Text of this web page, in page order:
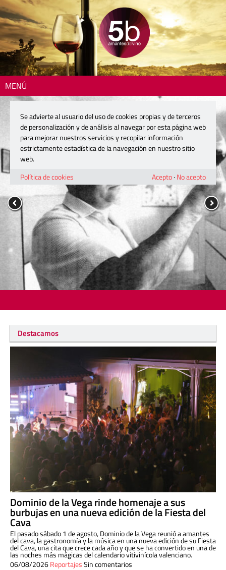
MENÚ
Destacamos
Dominio de la Vega rinde homenaje a sus
burbujas en una nueva edición de la Fiesta del
Cava
El pasado sábado 1 de agosto, Dominio de la Vega reunió a amantes
del cava, la gastronomía y la música en una nueva edición de su Fiesta
del Cava, una cita que crece cada año y que se ha convertido en una de
las noches más mágicas del calendario vitivinícola valenciano.
06/08/2026ReportajesSin comentarios
Se advierte al usuario del uso de cookies propias y de terceros
de personalización y de análisis al navegar por esta página web
para mejorar nuestros servicios y recopilar información
estrictamente estadística de la navegación en nuestro sitio
web.
Política de cookies
Acepto· No acepto